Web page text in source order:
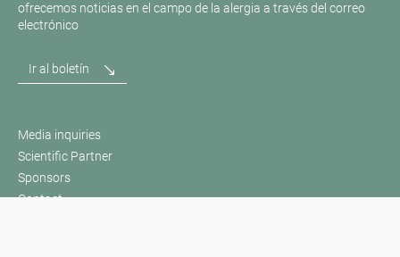
ofrecemos noticias en el campo de la alergia a través del correo
electrónico
Ir al boletín
Media inquiries
Scientific Partner
Sponsors
Contact